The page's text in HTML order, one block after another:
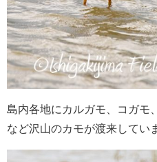
島内各地にカルガモ、コガモ
など沢山のカモが渡来してい